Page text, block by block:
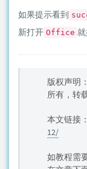
如果提示看到
新打开 Office 就
版权声明
所有，转
本文链接：
12/
如教程需